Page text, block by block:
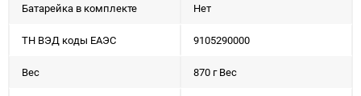
Батарейка в комплекте Нет
ТН ВЭД коды ЕАЭС 9105290000
Вес 870 г Вес